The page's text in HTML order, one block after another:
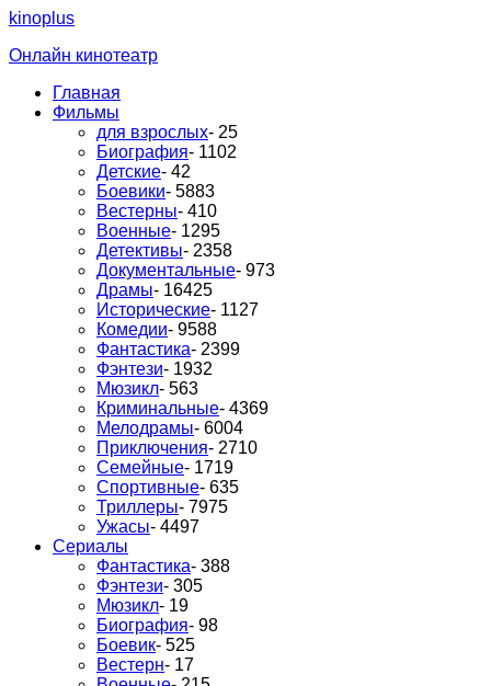
kinoplus
Онлайн кинотеатр
Главная
Фильмы
для взрослых- 25
Биография- 1102
Детские- 42
Боевики- 5883
Вестерны- 410
Военные- 1295
Детективы- 2358
Документальные- 973
Драмы- 16425
Исторические- 1127
Комедии- 9588
Фантастика- 2399
Фэнтези- 1932
Мюзикл- 563
Криминальные- 4369
Мелодрамы- 6004
Приключения- 2710
Семейные- 1719
Спортивные- 635
Триллеры- 7975
Ужасы- 4497
Сериалы
Фантастика- 388
Фэнтези- 305
Мюзикл- 19
Биография- 98
Боевик- 525
Вестерн- 17